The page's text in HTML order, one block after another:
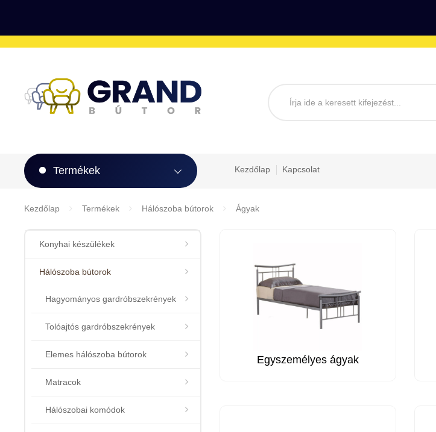
Termékek Kezdőlap Kapcsolat
Kezdőlap Termékek Hálószoba bútorok Ágyak
Konyhai készülékek
Hálószoba bútorok
Hagyományos gardróbszekrények
Tolóajtós gardróbszekrények
Elemes hálószoba bútorok
Matracok
Hálószobai komódok
Egyszemélyes ágyak